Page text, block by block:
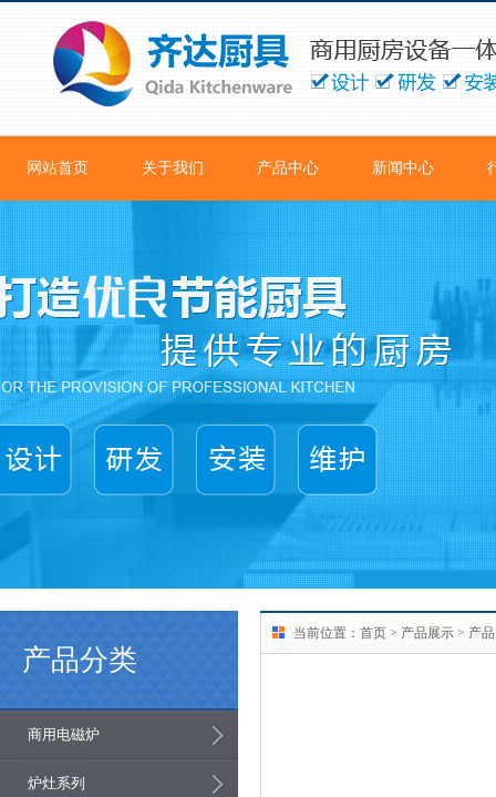
网站首页 关于我们 产品中心 新闻中心
产品分类
商用电磁炉
炉灶系列
当前位置： 首页 > 产品展示 > 产